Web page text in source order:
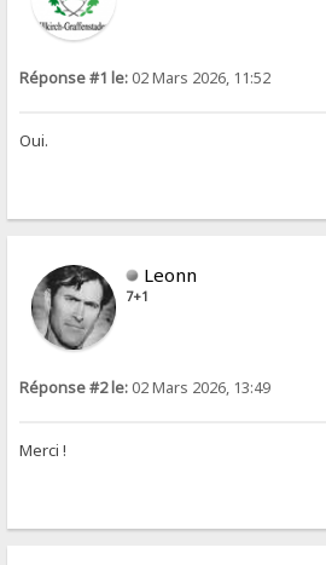
Réponse #1 le: 02 Mars 2026, 11:52
Oui.
Leonn
7+1
Réponse #2 le: 02 Mars 2026, 13:49
Merci !